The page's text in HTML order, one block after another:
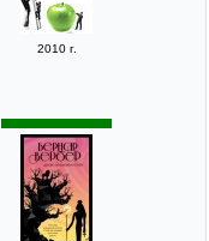
2010 г.